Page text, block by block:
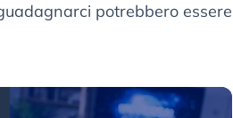
potrebbero essere